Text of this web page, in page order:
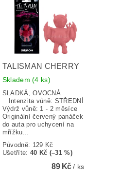
TALISMAN CHERRY
Skladem(4 ks)
SLADKÁ, OVOCNÁ
Intenzita vůně: STŘEDNÍ
Výdrž vůně: 1 - 2 měsíce
Originální červený panáček
do auta pro uchycení na
mřížku...
Původně: 129 Kč
Ušetříte: 40 Kč (–31 %)
89 Kč/ ks